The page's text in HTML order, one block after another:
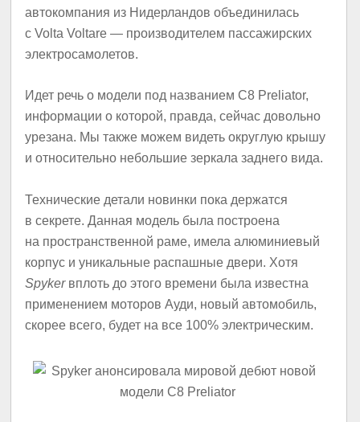
автокомпания из Нидерландов объединилась
с Volta Voltare — производителем пассажирских
электросамолетов.
Идет речь о модели под названием С8 Preliator,
информации о которой, правда, сейчас довольно
урезана. Мы также можем видеть округлую крышу
и относительно небольшие зеркала заднего вида.
Технические детали новинки пока держатся
в секрете. Данная модель была построена
на пространственной раме, имела алюминиевый
корпус и уникальные распашные двери. Хотя
Spykerвплоть до этого времени была известна
применением моторов Ауди, новый автомобиль,
скорее всего, будет на все 100% электрическим.